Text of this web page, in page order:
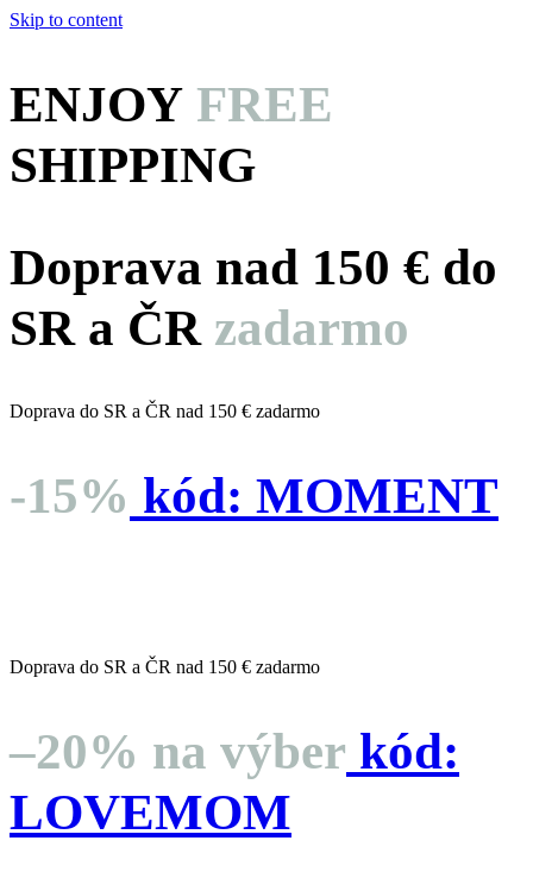
Skip to content
ENJOY FREE
SHIPPING
Doprava nad 150 € do
SR a ČR zadarmo
Doprava do SR a ČR nad 150 € zadarmo
-15% kód: MOMENT
Doprava do SR a ČR nad 150 € zadarmo
–20% na výber kód:
LOVEMOM